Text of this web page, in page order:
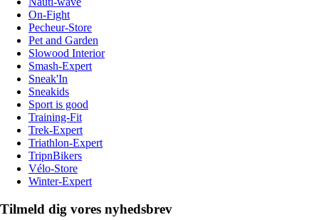
On-Fight
Pecheur-Store
Pet and Garden
Slowood Interior
Smash-Expert
Sneak'In
Sneakids
Sport is good
Training-Fit
Trek-Expert
Triathlon-Expert
TripnBikers
Vélo-Store
Winter-Expert
Tilmeld dig vores nyhedsbrev